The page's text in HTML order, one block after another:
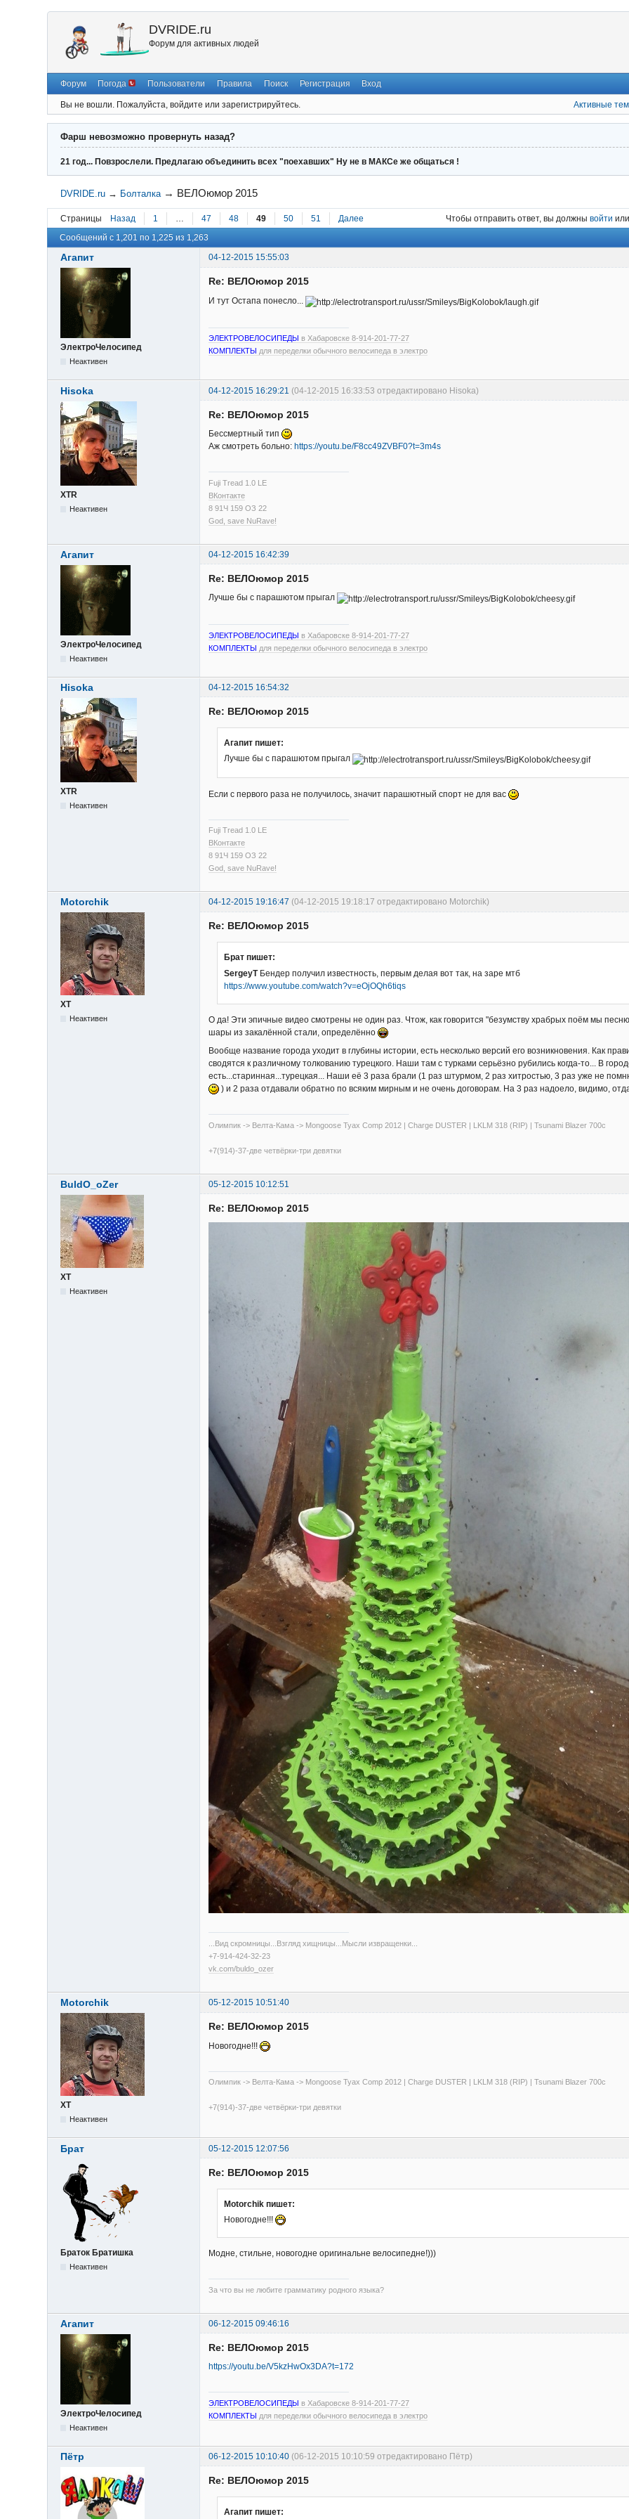
DVRIDE.ru
Форум для активных людей
Форум Погода Пользователи Правила Поиск Регистрация Вход
Вы не вошли. Пожалуйста, войдите или зарегистрируйтесь. Активные
Фарш невозможно провернуть назад?
21 год... Повзрослели. Предлагаю объединить всех "поехавших" Ну не в МАКСе же общаться !
DVRIDE.ru → Болталка → ВЕЛОюмор 2015
Страницы Назад 1 47 48 49 50 51 Далее Чтобы отправить ответ, вы должны войти или
Сообщений с 1,201 по 1,225 из 1,263
Агапит 04-12-2015 15:55:03
ЭлектроЧелосипед
Неактивен
Re: ВЕЛОюмор 2015
И тут Остапа понесло...
ЭЛЕКТРОВЕЛОСИПЕДЫ в Хабаровске 8-914-201-77-27
КОМПЛЕКТЫ для переделки обычного велосипеда в электро
Hisoka 04-12-2015 16:29:21 (04-12-2015 16:33:53 отредактировано Hisoka)
XTR
Неактивен
Re: ВЕЛОюмор 2015
Бессмертный тип
Аж смотреть больно:https://youtu.be/F8cc49ZVBF0?t=3m4s
Fuji Tread 1.0 LE
ВКонтакте
8 91Ч 159 ОЗ 22
God, save NuRave!
Агапит 04-12-2015 16:42:39
ЭлектроЧелосипед
Неактивен
Re: ВЕЛОюмор 2015
Лучше бы с парашютом прыгал
ЭЛЕКТРОВЕЛОСИПЕДЫ в Хабаровске 8-914-201-77-27
КОМПЛЕКТЫ для переделки обычного велосипеда в электро
Hisoka 04-12-2015 16:54:32
XTR
Неактивен
Re: ВЕЛОюмор 2015
Агапит пишет:
Лучше бы с парашютом прыгал
Если с первого раза не получилось, значит парашютный спорт не для вас
Fuji Tread 1.0 LE
ВКонтакте
8 91Ч 159 ОЗ 22
God, save NuRave!
Motorchik 04-12-2015 19:16:47 (04-12-2015 19:18:17 отредактировано Motorchik)
XT
Неактивен
Re: ВЕЛОюмор 2015
Брат пишет:
SergeyTБендер получил известность, первым делая вот так, на заре мтб
https://www.youtube.com/watch?v=eOjOQh6tiqs
О да! Эти эпичные видео смотрены не один раз. Чтож, как говорится "безумству храбрых поём мы
шары из закалённой стали, определённо
Вообще название города уходит в глубины истории, есть несколько версий его возникновения. Как
сводятся к различному толкованию турецкого. Наши там с турками серьёзно рубились когда-то... В
есть...старинная...турецкая... Наши её 3 раза брали (1 раз штурмом, 2 раз хитростью, 3 раз уже не
) и 2 раза отдавали обратно по всяким мирным и не очень договорам. На 3 раз надоело, видимо,
Олимпик -> Велта-Кама -> Mongoose Tyax Comp 2012 | Charge DUSTER | LKLM 318 (RIP) | Tsunami Blazer 700c
+7(914)-37-две четвёрки-три девятки
BuldO_oZer 05-12-2015 10:12:51
XT
Неактивен
Re: ВЕЛОюмор 2015
...Вид скромницы...Взгляд хищницы...Мысли извращенки...
+7-914-424-32-23
vk.com/buldo_ozer
Motorchik 05-12-2015 10:51:40
XT
Неактивен
Re: ВЕЛОюмор 2015
Новогодне!!!
Олимпик -> Велта-Кама -> Mongoose Tyax Comp 2012 | Charge DUSTER | LKLM 318 (RIP) | Tsunami Blazer 700c
+7(914)-37-две четвёрки-три девятки
Брат 05-12-2015 12:07:56
Браток Братишка
Неактивен
Re: ВЕЛОюмор 2015
Motorchik пишет:
Новогодне!!!
Модне, стильне, новогодне оригинальне велосипедне!)))
За что вы не любите грамматику родного языка?
Агапит 06-12-2015 09:46:16
ЭлектроЧелосипед
Неактивен
Re: ВЕЛОюмор 2015
https://youtu.be/V5kzHwOx3DA?t=172
ЭЛЕКТРОВЕЛОСИПЕДЫ в Хабаровске 8-914-201-77-27
КОМПЛЕКТЫ для переделки обычного велосипеда в электро
Пётр 06-12-2015 10:10:40 (06-12-2015 10:10:59 отредактировано Пётр)
Re: ВЕЛОюмор 2015
Агапит пишет: